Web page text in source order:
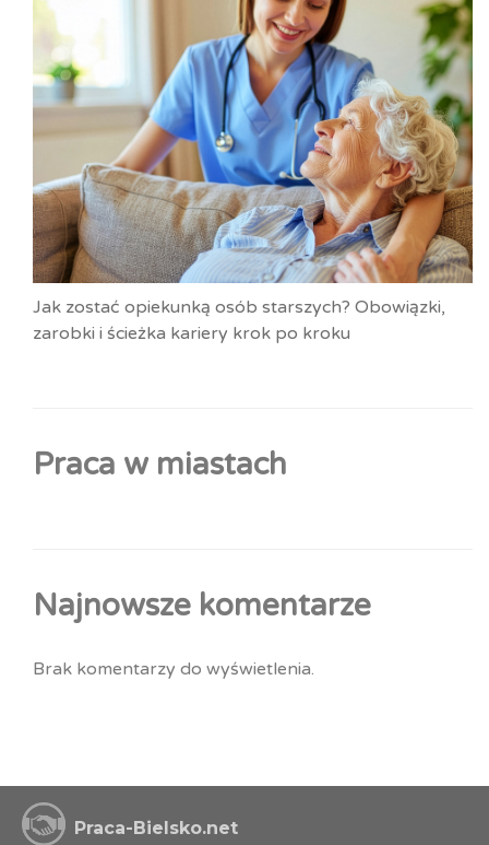
Jak zostać opiekunką osób starszych? Obowiązki,
zarobki i ścieżka kariery krok po kroku
Praca w miastach
Najnowsze komentarze
Brak komentarzy do wyświetlenia.
Praca-Bielsko.net